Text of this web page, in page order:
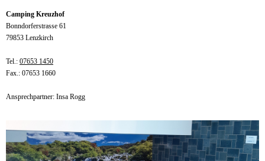
Camping Kreuzhof
Bonndorferstrasse 61
79853 Lenzkirch
Tel.: 07653 1450
Fax.: 07653 1660
Ansprechpartner: Insa Rogg